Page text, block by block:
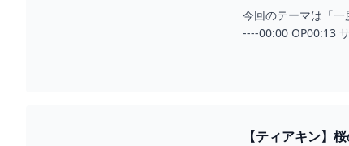
っくり解説】 -
今回のテーマは「
----00:00 OP00:13